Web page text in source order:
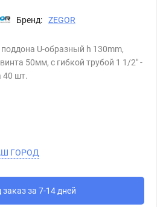
Бренд: ZEGOR
U-образный h 130mm,
50мм, с гибкой трубой 1 1/2" -
шт.
ГОРОД
заказ за 7-14 дней